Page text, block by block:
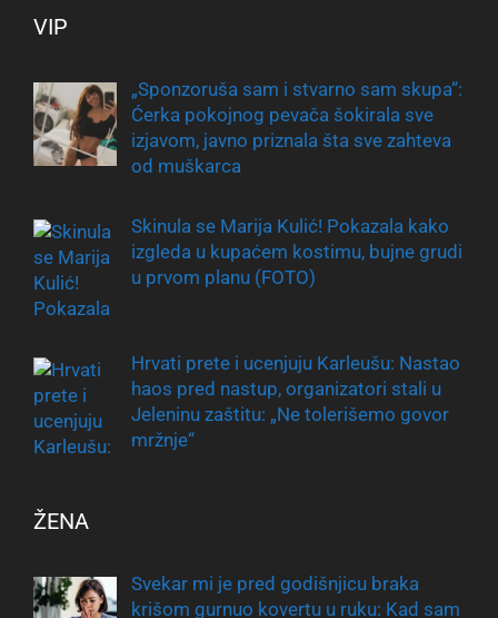
VIP
„Sponzoruša sam i stvarno sam skupa“:
Ćerka pokojnog pevača šokirala sve
izjavom, javno priznala šta sve zahteva
od muškarca
Skinula se Marija Kulić! Pokazala kako
izgleda u kupaćem kostimu, bujne grudi
u prvom planu (FOTO)
Hrvati prete i ucenjuju Karleušu: Nastao
haos pred nastup, organizatori stali u
Jeleninu zaštitu: „Ne tolerišemo govor
mržnje“
ŽENA
Svekar mi je pred godišnjicu braka
krišom gurnuo kovertu u ruku: Kad sam